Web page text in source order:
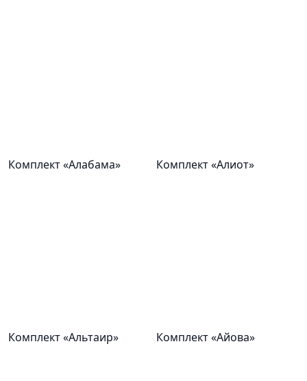
Комплект «Алабама» Комплект «Алиот»
Комплект «Альтаир» Комплект «Айова»